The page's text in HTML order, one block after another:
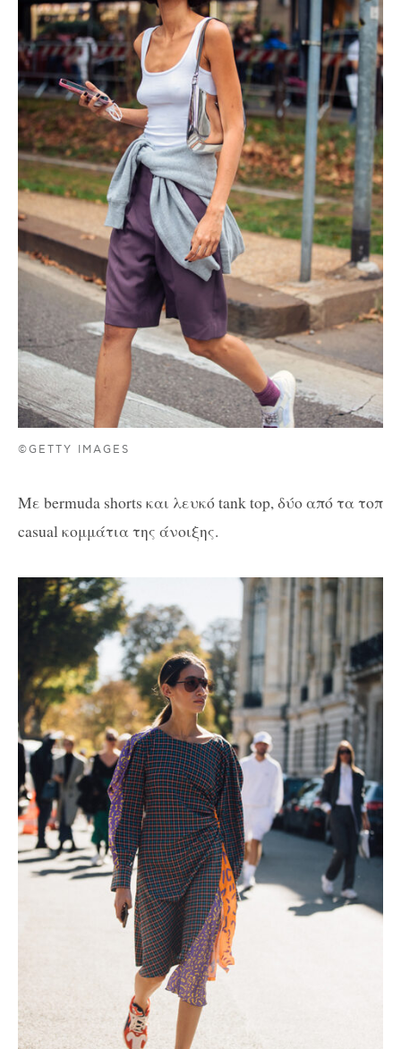
©GETTY IMAGES
Με bermuda shorts και λευκό tank top, δύο από τα τοπ
casual κομμάτια της άνοιξης.